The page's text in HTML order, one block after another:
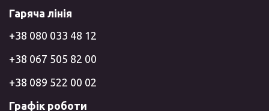
Гаряча лінія
+38 080 033 48 12
+38 067 505 82 00
+38 089 522 00 02
Графік роботи